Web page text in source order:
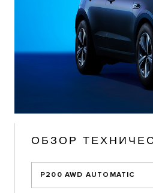
ОБЗОР
P200 AWD AUTOMATIC